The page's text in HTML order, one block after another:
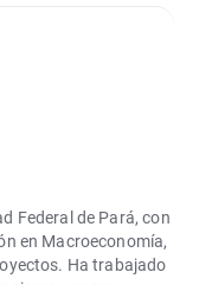
Federal de Pará, con
en Macroeconomía,
Ha trabajado